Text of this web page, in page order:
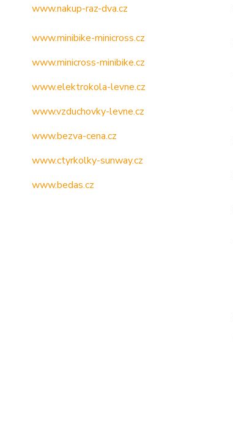
www.nakup-raz-dva.cz
www.minibike-minicross.cz
www.minicross-minibike.cz
www.elektrokola-levne.cz
www.vzduchovky-levne.cz
www.bezva-cena.cz
www.ctyrkolky-sunway.cz
www.bedas.cz